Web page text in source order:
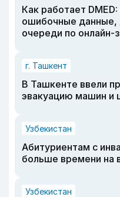
Как работает
ошибочные данные,
очереди по онлайн-
г. Ташкент
В Ташкенте ввели
эвакуацию машин и
Узбекистан
Абитуриентам с
больше времени на
Узбекистан